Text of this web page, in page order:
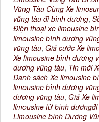
Vũng Tàu Cùng Xe
vũng tàu đi bình dương,
Điện thoại xe limousine
limousine bình dương
vũng tàu, Giá cước Xe
Xe limousine bình dương
dương vũng tàu, Tin mới
Danh sách Xe limousine
limousine bình dương
dương vũng tàu, Giá Xe
limousine từ bình
Limousine bình Dương